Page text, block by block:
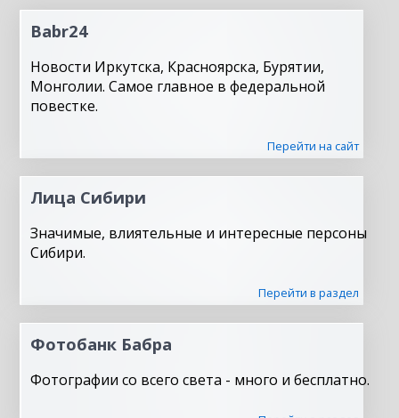
Babr24
Новости Иркутска, Красноярска, Бурятии,
Монголии. Самое главное в федеральной
повестке.
Перейти на сайт
Лица Сибири
Значимые, влиятельные и интересные персоны
Сибири.
Перейти в раздел
Фотобанк Бабра
Фотографии со всего света - много и бесплатно.